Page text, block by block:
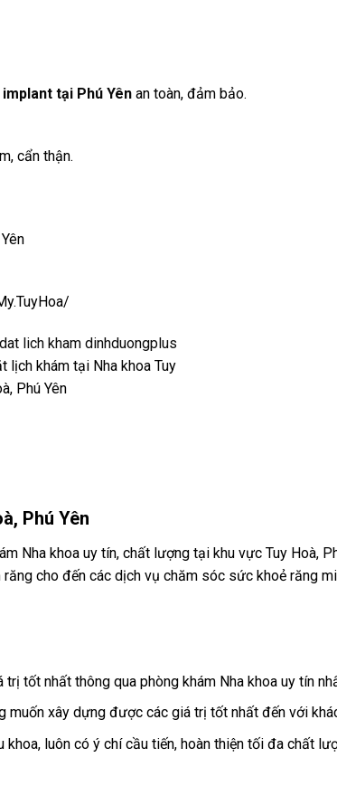
tại Phú Yênan toàn, đảm bảo.
cẩn thận.
lịch khám tại Nha khoa Tuy
Phú Yên
Phú Yên
Nha khoa uy tín, chất lượng tại khu vực Tuy Hoà,
cho đến các dịch vụ chăm sóc sức khoẻ răng
tốt nhất thông qua phòng khám Nha khoa uy tín
muốn xây dựng được các giá trị tốt nhất đến với
luôn có ý chí cầu tiến, hoàn thiện tối đa chất